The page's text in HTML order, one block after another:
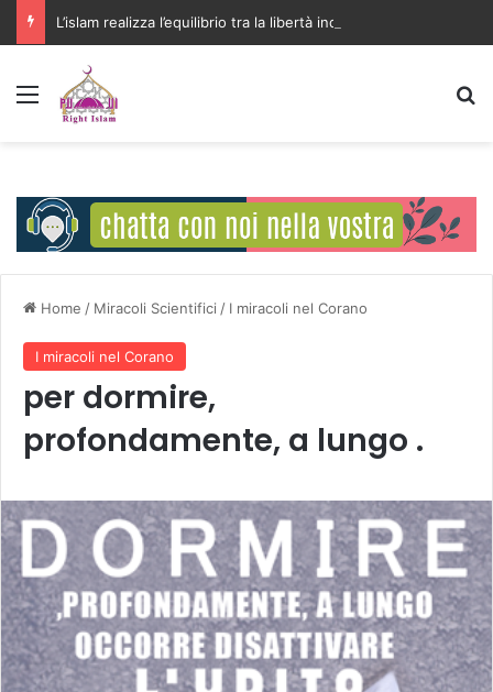
Menu
Home / Miracoli Scientifici / I miracoli nel Corano
I miracoli nel Corano
per dormire,
profondamente, a lungo .